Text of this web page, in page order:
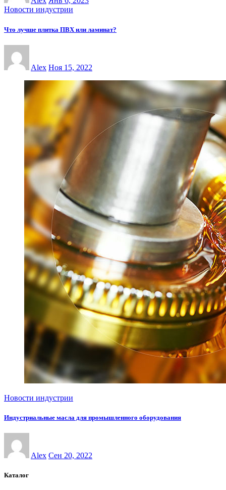
Новости индустрии
Что лучше плитка ПВХ или ламинат?
Alex Ноя 15, 2022
Новости индустрии
Индустриальные масла для промышленного оборудования
Alex Сен 20, 2022
Каталог